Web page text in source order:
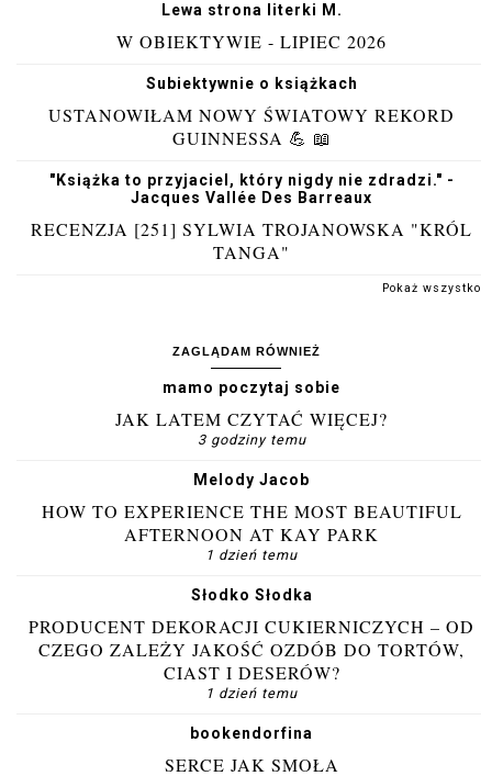
Lewa strona literki M.
W OBIEKTYWIE - LIPIEC 2026
Subiektywnie o książkach
USTANOWIŁAM NOWY ŚWIATOWY REKORD
GUINNESSA 💪 📖
"Książka to przyjaciel, który nigdy nie zdradzi." -
Jacques Vallée Des Barreaux
RECENZJA [251] SYLWIA TROJANOWSKA "KRÓL
TANGA"
Pokaż wszystko
ZAGLĄDAM RÓWNIEŻ
mamo poczytaj sobie
JAK LATEM CZYTAĆ WIĘCEJ?
3 godziny temu
Melody Jacob
HOW TO EXPERIENCE THE MOST BEAUTIFUL
AFTERNOON AT KAY PARK
1 dzień temu
Słodko Słodka
PRODUCENT DEKORACJI CUKIERNICZYCH – OD
CZEGO ZALEŻY JAKOŚĆ OZDÓB DO TORTÓW,
CIAST I DESERÓW?
1 dzień temu
bookendorfina
SERCE JAK SMOŁA